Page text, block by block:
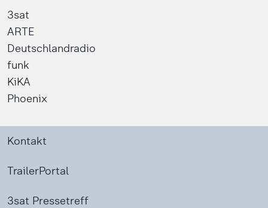
3sat
ARTE
Deutschlandradio
funk
KiKA
Phoenix
Kontakt
TrailerPortal
3sat Pressetreff